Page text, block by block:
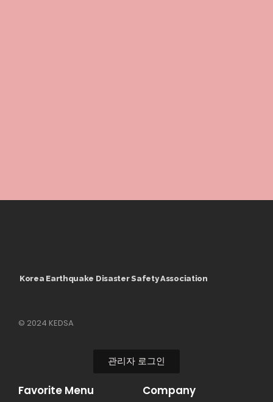
Korea Earthquake Disaster Safety Association
© 2024 KEDSA
관리자 로그인
Favorite Menu Company